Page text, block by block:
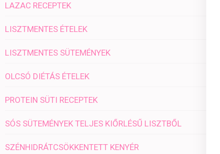
LAZAC RECEPTEK
LISZTMENTES ÉTELEK
LISZTMENTES SÜTEMÉNYEK
OLCSÓ DIÉTÁS ÉTELEK
PROTEIN SÜTI RECEPTEK
SÓS SÜTEMÉNYEK TELJES KIŐRLÉSŰ LISZTBŐL
SZÉNHIDRÁTCSÖKKENTETT KENYÉR